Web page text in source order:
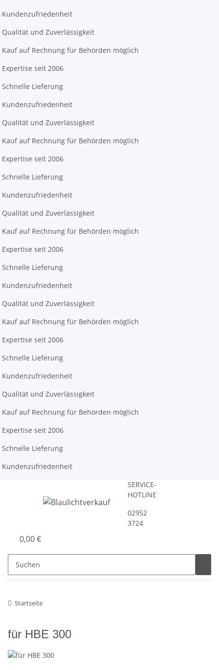
Kundenzufriedenheit
Qualität und Zuverlässigkeit
Kauf auf Rechnung für Behörden möglich
Expertise seit 2006
Schnelle Lieferung
Kundenzufriedenheit
Qualität und Zuverlässigkeit
Kauf auf Rechnung für Behörden möglich
Expertise seit 2006
Schnelle Lieferung
Kundenzufriedenheit
Qualität und Zuverlässigkeit
Kauf auf Rechnung für Behörden möglich
Expertise seit 2006
Schnelle Lieferung
Kundenzufriedenheit
Qualität und Zuverlässigkeit
Kauf auf Rechnung für Behörden möglich
Expertise seit 2006
Schnelle Lieferung
Kundenzufriedenheit
Qualität und Zuverlässigkeit
Kauf auf Rechnung für Behörden möglich
Expertise seit 2006
Schnelle Lieferung
Kundenzufriedenheit
SERVICE-
HOTLINE
02952
3724
0,00 €
Startseite
für HBE 300